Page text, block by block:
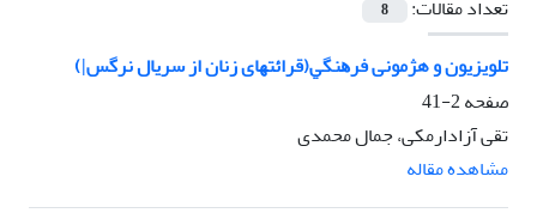
تعداد مقالات:
8
ﺗﻠﻮﻳﺰﻳﻮن و هژمونی ﻓﺮﻫﻨﮕﻲ(ﻗﺮاﺋﺘﻬﺎی زﻧﺎن از ﺳﺮﻳﺎل نرگس|)
صفحه2-41
تقی آزادارمکی، جمال محمدی
مشاهده مقاله